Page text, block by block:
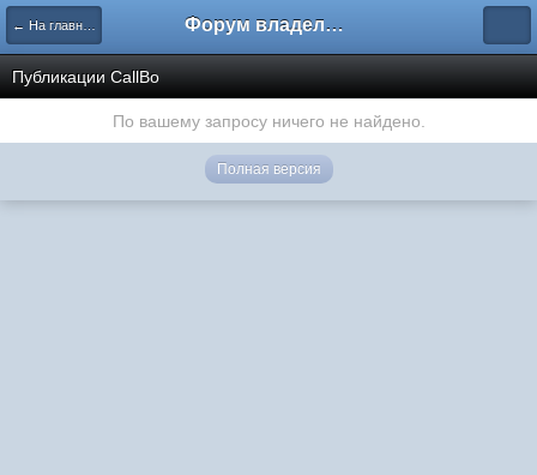
← На главную Форум владельцев интернет-магазинов
Публикации CallBo
По вашему запросу ничего не найдено.
Полная версия